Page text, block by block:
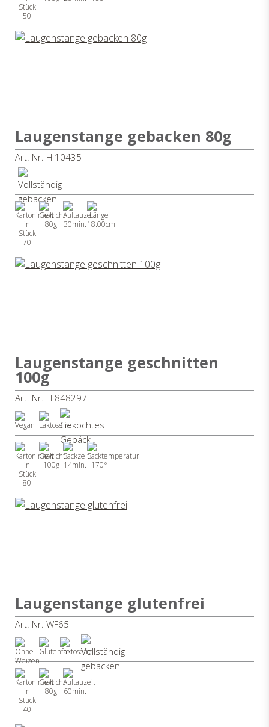
50
Laugenstange gebacken 80g
Art. Nr. H 10435
70
80g 30min.18.00cm
Laugenstange geschnitten
100g
Art. Nr. H 848297
80
100g 14min. 170°
Laugenstange glutenfrei
Art. Nr. WF65
40
80g 60min.